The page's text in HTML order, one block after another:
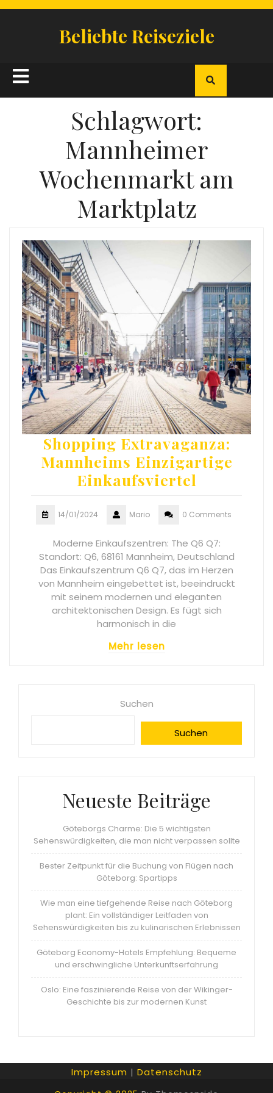
Beliebte Reiseziele
Open
ButtonSchlagwort:
Mannheimer
Wochenmarkt am
Marktplatz
Shopping Extravaganza:
Mannheims Einzigartige
Einkaufsviertel
14/01/2024 Mario 0 Comments
Moderne Einkaufszentren: The Q6 Q7:
Standort: Q6, 68161 Mannheim, Deutschland
Das Einkaufszentrum Q6 Q7, das im Herzen
von Mannheim eingebettet ist, beeindruckt
mit seinem modernen und eleganten
architektonischen Design. Es fügt sich
harmonisch in die
Mehr lesen
Suchen
Suchen
Neueste Beiträge
Göteborgs Charme: Die 5 wichtigsten
Sehenswürdigkeiten, die man nicht verpassen sollte
Bester Zeitpunkt für die Buchung von Flügen nach
Göteborg: Spartipps
Wie man eine tiefgehende Reise nach Göteborg
plant: Ein vollständiger Leitfaden von
Sehenswürdigkeiten bis zu kulinarischen Erlebnissen
Göteborg Economy-Hotels Empfehlung: Bequeme
und erschwingliche Unterkunftserfahrung
Oslo: Eine faszinierende Reise von der Wikinger-
Geschichte bis zur modernen Kunst
Impressum | Datenschutz